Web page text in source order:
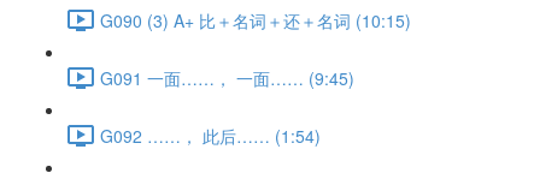
G090 (3) A+ 比＋名词＋还＋名词 (10:15)
G091 一面……， 一面…… (9:45)
G092 ……， 此后…… (1:54)